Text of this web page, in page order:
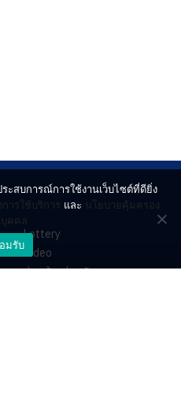
Lottery
Video
ร่วมด้วยช่วยกัน
ะสบการณ์การใช้งานเว็บไซต์ที่ดียิ่ง
ารใช้บริการ และ นโยบายคุ้มครอง
คคล
มรับ